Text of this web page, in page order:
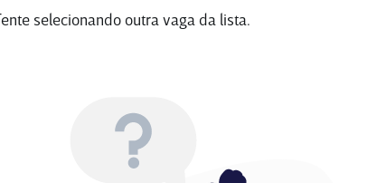
Tente selecionando outra vaga da lista.